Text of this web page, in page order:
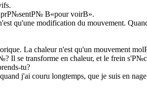
prР№sentР№ В«pour voirВ».
qu'une modification du mouvement.
La chaleur n'est qu'un mouvement
se transforme en chaleur, et le frein
tu?
j'ai couru longtemps, que je suis en